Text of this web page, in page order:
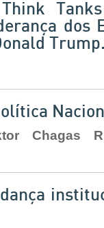
Tanks
dos
Chagas